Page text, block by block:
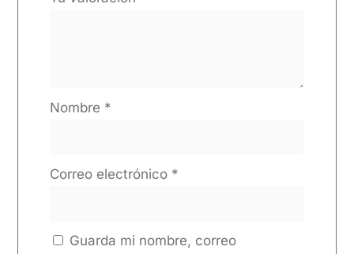
Nombre *
Correo electrónico *
Guarda mi nombre, correo